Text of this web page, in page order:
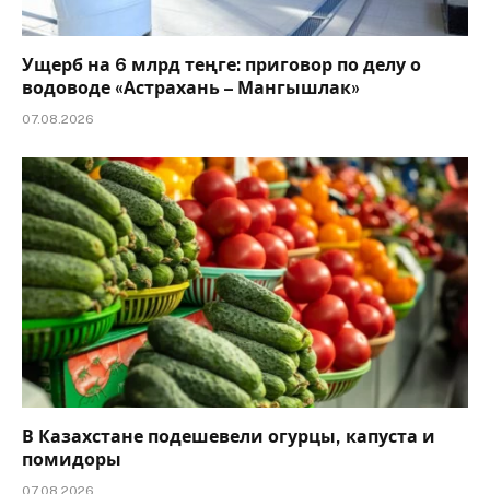
Ущерб на 6 млрд теңге: приговор по делу о
водоводе «Астрахань – Мангышлак»
07.08.2026
В Казахстане подешевели огурцы, капуста и
помидоры